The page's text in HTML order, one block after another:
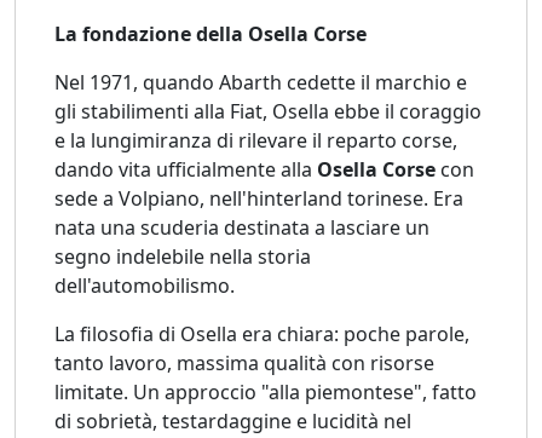
La fondazione della Osella Corse
Nel 1971, quando Abarth cedette il marchio e
gli stabilimenti alla Fiat, Osella ebbe il coraggio
e la lungimiranza di rilevare il reparto corse,
dando vita ufficialmente alla Osella Corse con
sede a Volpiano, nell'hinterland torinese. Era
nata una scuderia destinata a lasciare un
segno indelebile nella storia
dell'automobilismo.
La filosofia di Osella era chiara: poche parole,
tanto lavoro, massima qualità con risorse
limitate. Un approccio "alla piemontese", fatto
di sobrietà, testardaggine e lucidità nel